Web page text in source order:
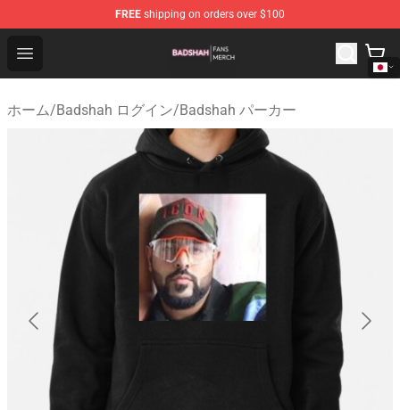
FREE shipping on orders over $100
Open menu
Badshah Shop - Official Badshah Merchandise Store
ホーム/Badshah ログイン/Badshah パーカー